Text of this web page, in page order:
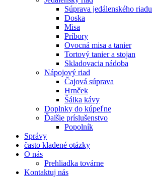
Súprava jedálenského riadu
Doska
Misa
Príbory
Ovocná misa a tanier
Tortový tanier a stojan
Skladovacia nádoba
Nápojový riad
Čajová súprava
Hrnček
Šálka ​​kávy
Doplnky do kúpeľne
Ďalšie príslušenstvo
Popolník
Správy
často kladené otázky
O nás
Prehliadka továrne
Kontaktuj nás